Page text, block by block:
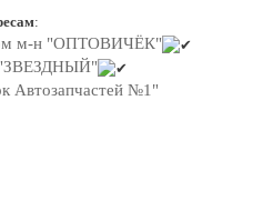
:
м-н "ОПТОВИЧЁК"
Автозапчастей №1"